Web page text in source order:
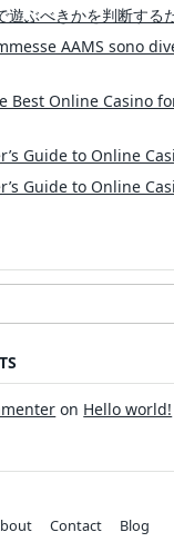
遊ぶべきかを判断する
AAMS sono
Best Online Casino
Guide to Online
Guide to Online
on Hello world!
Contact Blog